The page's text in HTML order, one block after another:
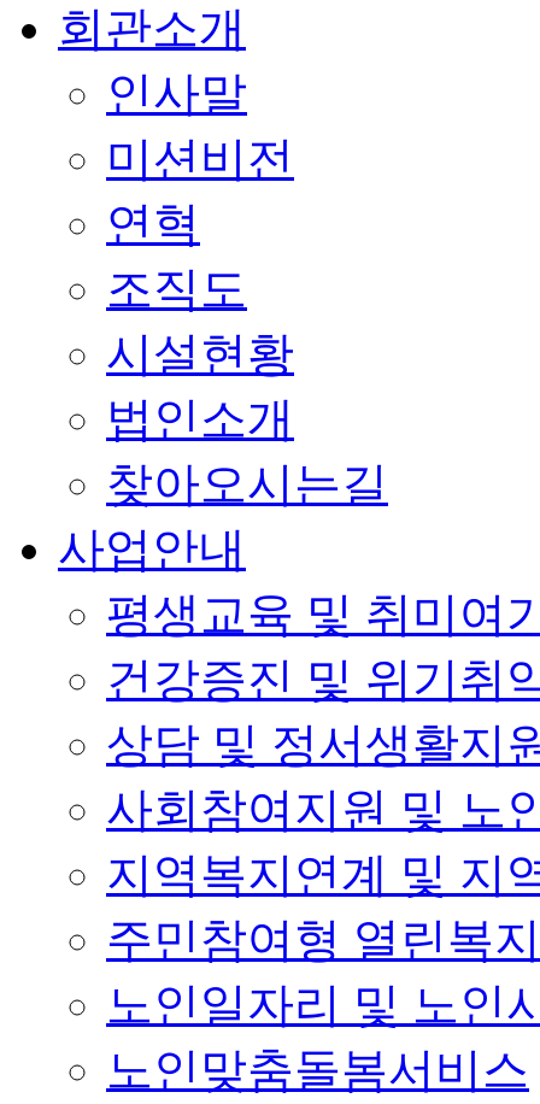
회관소개
인사말
미션비전
연혁
조직도
시설현황
법인소개
찾아오시는길
사업안내
평생교육 및 취미여
건강증진 및 위기취
상담 및 정서생활지
사회참여지원 및 노
지역복지연계 및 지
주민참여형 열린복
노인일자리 및 노인
노인맞춤돌봄서비스